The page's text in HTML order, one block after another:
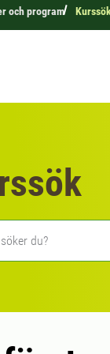
och program